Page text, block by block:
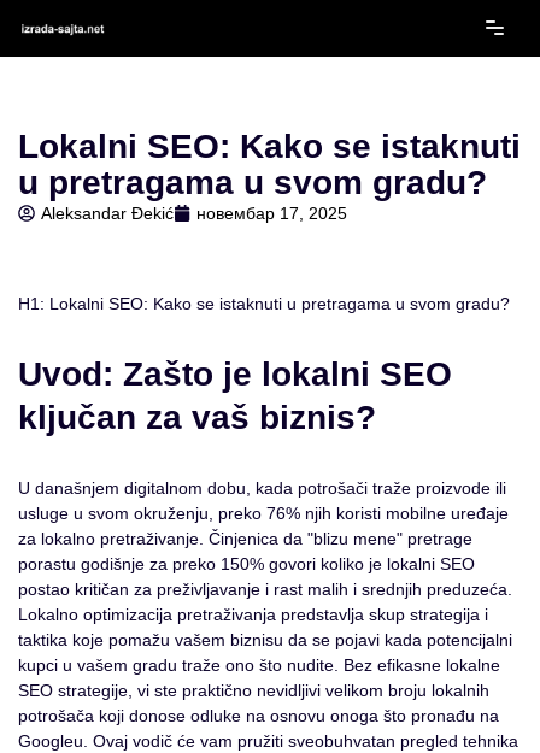
Lokalni SEO: Kako se istaknuti
u pretragama u svom gradu?
Aleksandar Đekić новембар 17, 2025
H1: Lokalni SEO: Kako se istaknuti u pretragama u svom gradu?
Uvod: Zašto je lokalni SEO
ključan za vaš biznis?
U današnjem digitalnom dobu, kada potrošači traže proizvode ili
usluge u svom okruženju, preko 76% njih koristi mobilne uređaje
za lokalno pretraživanje. Činjenica da "blizu mene" pretrage
porastu godišnje za preko 150% govori koliko je lokalni SEO
postao kritičan za preživljavanje i rast malih i srednjih preduzeća.
Lokalno optimizacija pretraživanja predstavlja skup strategija i
taktika koje pomažu vašem biznisu da se pojavi kada potencijalni
kupci u vašem gradu traže ono što nudite. Bez efikasne lokalne
SEO strategije, vi ste praktično nevidljivi velikom broju lokalnih
potrošača koji donose odluke na osnovu onoga što pronađu na
Googleu. Ovaj vodič će vam pružiti sveobuhvatan pregled tehnika